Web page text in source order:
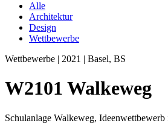
Alle
Architektur
Design
Wettbewerbe
Wettbewerbe | 2021 | Basel, BS
W2101 Walkeweg
Schulanlage Walkeweg,